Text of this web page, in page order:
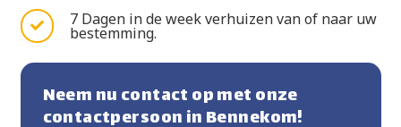
7 Dagen in de week verhuizen van of naar uw
bestemming.
Neem nu contact op met onze
contactpersoon in Bennekom!